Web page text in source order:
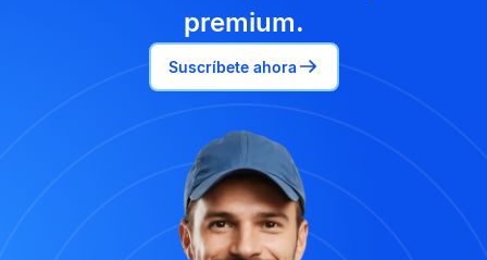
premium.
Suscríbete ahora